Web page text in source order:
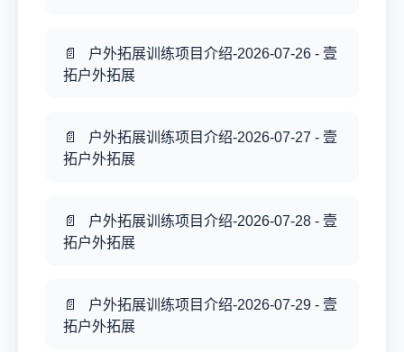
户外拓展训练项目介绍-2026-07-26 - 壹
拓户外拓展
户外拓展训练项目介绍-2026-07-27 - 壹
拓户外拓展
户外拓展训练项目介绍-2026-07-28 - 壹
拓户外拓展
户外拓展训练项目介绍-2026-07-29 - 壹
拓户外拓展